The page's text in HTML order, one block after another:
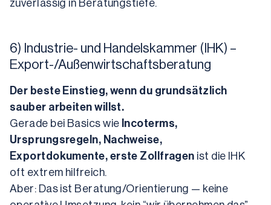
zuverlässig in Beratungstiefe.
6) Industrie- und Handelskammer (IHK) –
Export-/Außenwirtschaftsberatung
Der beste Einstieg, wenn du grundsätzlich
sauber arbeiten willst.
Gerade bei Basics wie Incoterms,
Ursprungsregeln, Nachweise,
Exportdokumente, erste Zollfragen ist die IHK
oft extrem hilfreich.
Aber: Das ist Beratung/Orientierung — keine